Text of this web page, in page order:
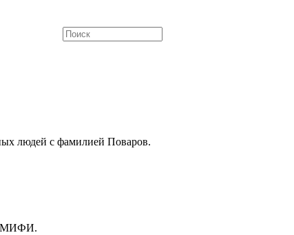
людей с фамилией Поваров.
МИФИ.